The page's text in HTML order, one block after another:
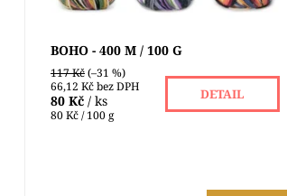
BOHO - 400 M / 100 G
117 Kč(–31 %)
66,12 Kč bez DPH
80 Kč / ks
80 Kč / 100 g
DETAIL